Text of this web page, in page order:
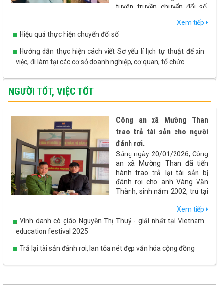
tuyên truyền chuyển đổi số,
ứng dụng VNeID gắn với cuộc bầu cử Đại biểu Quốc hội khóa XVI
và Đại biểu HĐND các cấp nhiệm kỳ 2026 - 2031, xã Mường Than
chuyển đổi số đến gần hơn với người dân.
Xem tiếp
Hiệu quả thực hiện chuyển đổi số
Hướng dẫn thực hiện cách viết Sơ yếu lí lịch tự thuật để xin
việc, đi làm tại các cơ sở doanh nghiệp, cơ quan, tổ chức
NGƯỜI TỐT, VIỆC TỐT
Công an xã Mường Than
trao trả tài sản cho người
đánh rơi.
Sáng ngày 20/01/2026, Công
an xã Mường Than đã tiến
hành trao trả lại tài sản bị
đánh rơi cho anh Vàng Văn
Thành, sinh năm 2002, trú tại
Xem tiếp
Vinh danh cô giáo Nguyễn Thị Thuỷ - giải nhất tại Vietnam
education festival 2025
Trả lại tài sản đánh rơi, lan tỏa nét đẹp văn hóa cộng đồng